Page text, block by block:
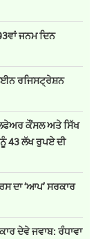
ਜਨਮ ਦਿਨ
ਰਜਿਸਟ੍ਰੇਸ਼ਨ
ਕੌਂਸਲ ਅਤੇ ਸਿੱਖ
43 ਲੱਖ ਰੁਪਏ ਦੀ
ਦਾ ‘ਆਪ’ ਸਰਕਾਰ
ਦੇਵੇ ਜਵਾਬ: ਰੰਧਾਵਾ